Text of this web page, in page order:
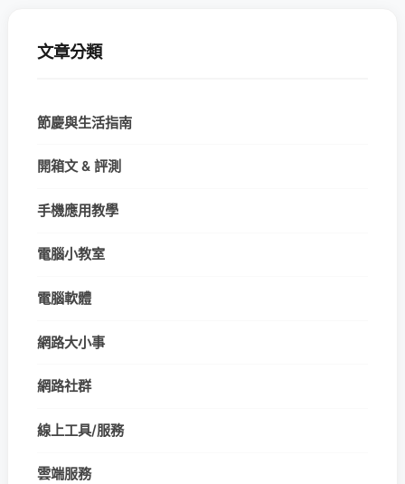
文章分類
節慶與生活指南
開箱文 & 評測
手機應用教學
電腦小教室
電腦軟體
網路大小事
網路社群
線上工具/服務
雲端服務